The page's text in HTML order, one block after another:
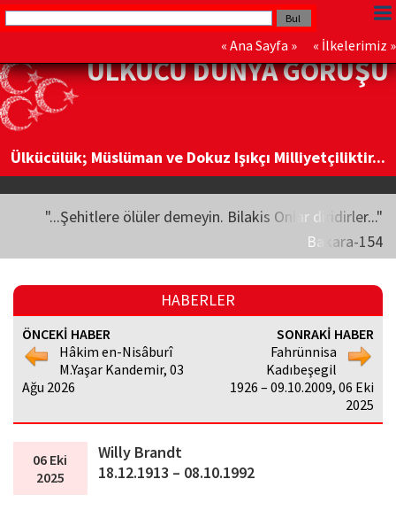
« Ana Sayfa » « İlkelerimiz »
ÜLKÜCÜ DÜNYA GÖRÜŞÜ
Ülkücülük; Müslüman ve Dokuz Işıkçı Milliyetçiliktir...
"...Şehitlere ölüler demeyin. Bilakis Onlar diridirler..."
Bakara-154
HABERLER
ÖNCEKİ HABER
Hâkim en-Nisâburî
M.Yaşar Kandemir, 03
Ağu 2026
SONRAKİ HABER
Fahrünnisa
Kadıbeşegil
1926 – 09.10.2009, 06 Eki
2025
06 Eki
2025
Willy Brandt
18.12.1913 – 08.10.1992